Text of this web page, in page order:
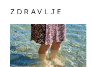
ZDRAVLJE